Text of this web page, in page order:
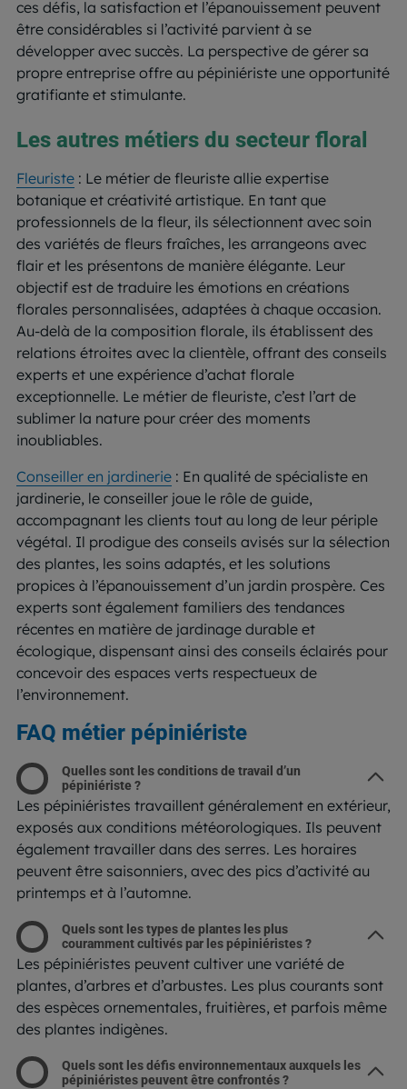
ces défis, la satisfaction et l’épanouissement peuvent
être considérables si l’activité parvient à se
développer avec succès. La perspective de gérer sa
propre entreprise offre au pépiniériste une opportunité
gratifiante et stimulante.
Les autres métiers du secteur floral
Fleuriste : Le métier de fleuriste allie expertise
botanique et créativité artistique. En tant que
professionnels de la fleur, ils sélectionnent avec soin
des variétés de fleurs fraîches, les arrangeons avec
flair et les présentons de manière élégante. Leur
objectif est de traduire les émotions en créations
florales personnalisées, adaptées à chaque occasion.
Au-delà de la composition florale, ils établissent des
relations étroites avec la clientèle, offrant des conseils
experts et une expérience d’achat florale
exceptionnelle. Le métier de fleuriste, c’est l’art de
sublimer la nature pour créer des moments
inoubliables.
Conseiller en jardinerie : En qualité de spécialiste en
jardinerie, le conseiller joue le rôle de guide,
accompagnant les clients tout au long de leur périple
végétal. Il prodigue des conseils avisés sur la sélection
des plantes, les soins adaptés, et les solutions
propices à l’épanouissement d’un jardin prospère. Ces
experts sont également familiers des tendances
récentes en matière de jardinage durable et
écologique, dispensant ainsi des conseils éclairés pour
concevoir des espaces verts respectueux de
l’environnement.
FAQ métier pépiniériste
Quelles sont les conditions de travail d’un
pépiniériste ?
Les pépiniéristes travaillent généralement en extérieur,
exposés aux conditions météorologiques. Ils peuvent
également travailler dans des serres. Les horaires
peuvent être saisonniers, avec des pics d’activité au
printemps et à l’automne.
Quels sont les types de plantes les plus
couramment cultivés par les pépiniéristes ?
Les pépiniéristes peuvent cultiver une variété de
plantes, d’arbres et d’arbustes. Les plus courants sont
des espèces ornementales, fruitières, et parfois même
des plantes indigènes.
Quels sont les défis environnementaux auxquels les
pépiniéristes peuvent être confrontés ?